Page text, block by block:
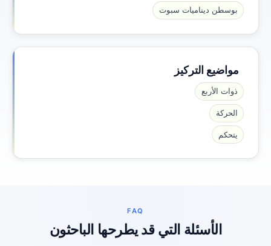
بوسطن ديناميات سبوت
مواضيع التركيز
ذوات الأربع
الحركة
يتحكم
FAQ
الأسئلة التي قد يطرحها الباحثون